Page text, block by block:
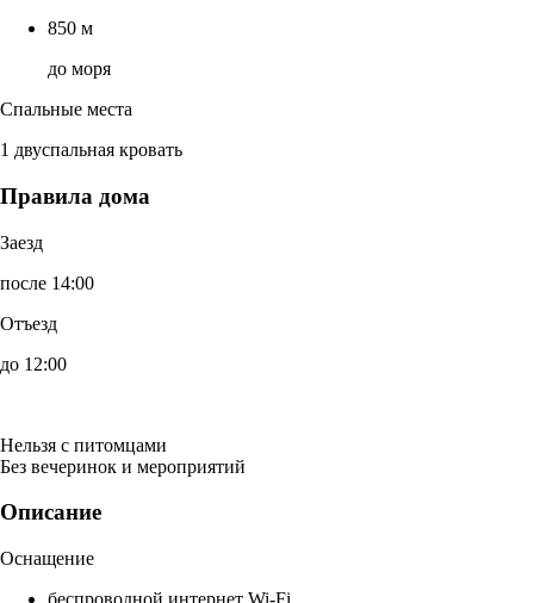
850 м
до моря
Спальные места
1 двуспальная кровать
Правила дома
Заезд
после 14:00
Отъезд
до 12:00
Нельзя с питомцами
Без вечеринок и мероприятий
Описание
Оснащение
беспроводной интернет Wi-Fi